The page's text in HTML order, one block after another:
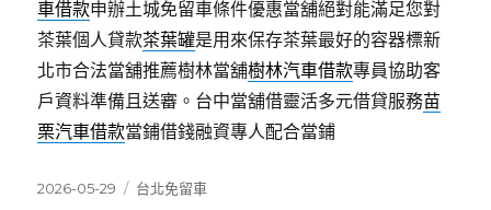
車借款申辦土城免留車條件優惠當舖絕對能滿足您對
茶葉個人貸款茶葉罐是用來保存茶葉最好的容器標新
北市合法當舖推薦樹林當舖樹林汽車借款專員協助客
戶資料準備且送審。台中當舖借靈活多元借貸服務苗
栗汽車借款當鋪借錢融資專人配合當鋪
發
2026-05-29
分
台北免留車